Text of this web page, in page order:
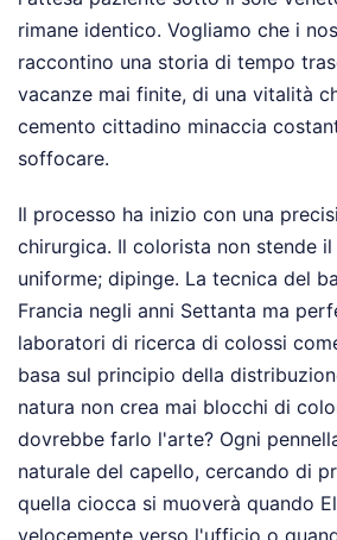
rimane identico. Vogliamo che i
raccontino una storia di tempo
vacanze mai finite, di una vitalità
cemento cittadino minaccia
soffocare.
Il processo ha inizio con una
chirurgica. Il colorista non stende
uniforme; dipinge. La tecnica del
Francia negli anni Settanta ma
laboratori di ricerca di colossi
basa sul principio della
natura non crea mai blocchi di
dovrebbe farlo l'arte? Ogni
naturale del capello, cercando di
quella ciocca si muoverà quando